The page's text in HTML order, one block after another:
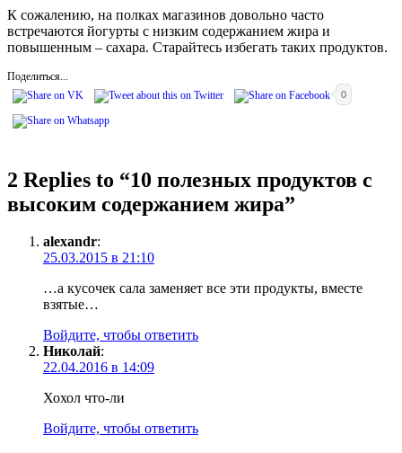
К сожалению, на полках магазинов довольно часто
встречаются йогурты с низким содержанием жира и
повышенным – сахара. Старайтесь избегать таких продуктов.
Поделиться...
0
2 Replies to “10 полезных продуктов с
высоким содержанием жира”
alexandr:
25.03.2015 в 21:10
…а кусочек сала заменяет все эти продукты, вместе
взятые…
Войдите, чтобы ответить
Николай:
22.04.2016 в 14:09
Хохол что-ли
Войдите, чтобы ответить